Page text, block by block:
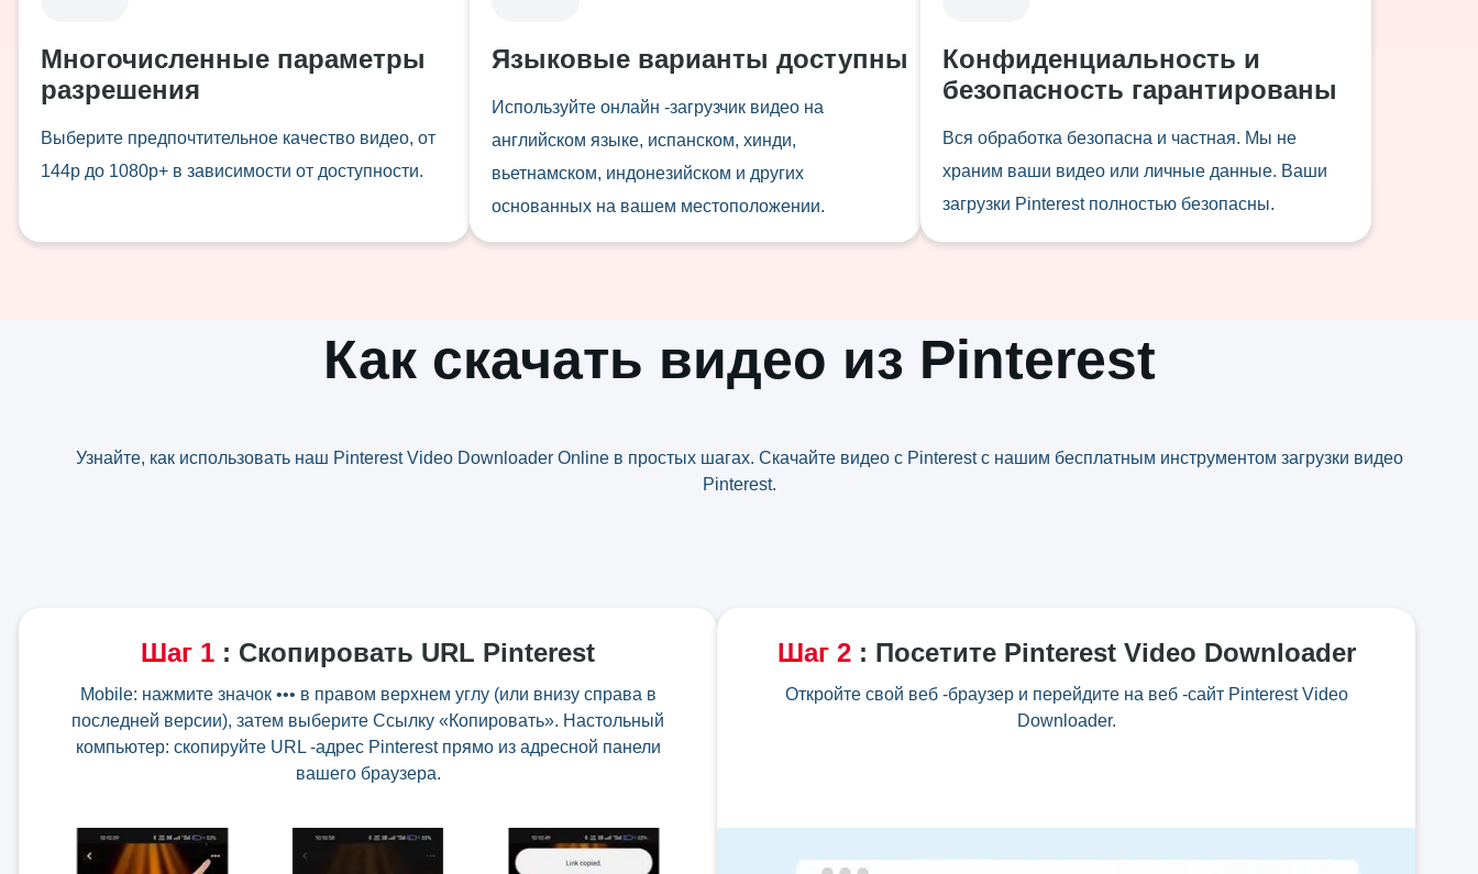
Многочисленные параметры
разрешения
Выберите предпочтительное качество видео, от
144p до 1080p+ в зависимости от доступности.
Языковые варианты доступны
Используйте онлайн -загрузчик видео на
английском языке, испанском, хинди,
вьетнамском, индонезийском и других
основанных на вашем местоположении.
Конфиденциальность и
безопасность гарантированы
Вся обработка безопасна и частная. Мы не
храним ваши видео или личные данные. Ваши
загрузки Pinterest полностью безопасны.
Как скачать видео из Pinterest
Узнайте, как использовать наш Pinterest Video Downloader Online в простых шагах. Скачайте видео с Pinterest с нашим бесплатным инструментом загрузки видео
Pinterest.
Шаг 1 : Скопировать URL Pinterest
Mobile: нажмите значок ••• в правом верхнем углу (или внизу справа в
последней версии), затем выберите Ссылку «Копировать». Настольный
компьютер: скопируйте URL -адрес Pinterest прямо из адресной панели
вашего браузера.
Шаг 2 : Посетите Pinterest Video Downloader
Откройте свой веб -браузер и перейдите на веб -сайт Pinterest Video
Downloader.